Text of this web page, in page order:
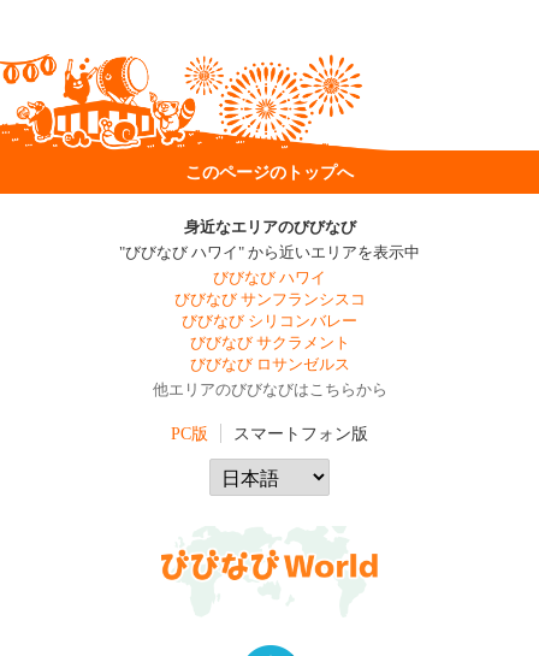
このページのトップへ
身近なエリアのびびなび
"びびなび ハワイ" から近いエリアを表示中
びびなび ハワイ
びびなび サンフランシスコ
びびなび シリコンバレー
びびなび サクラメント
びびなび ロサンゼルス
他エリアのびびなびはこちらから
PC版 スマートフォン版